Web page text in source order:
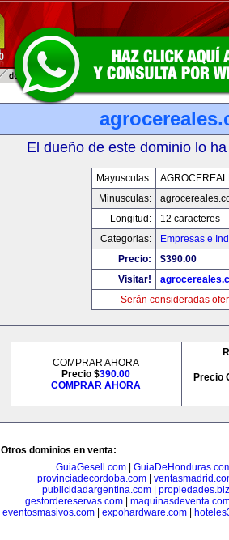
El dueño de este dominio lo
Mayusculas:
Minusculas:
Longitud:
12 caracteres
Categorias:
Empresas e
Precio:
$390.00
Visitar!
Serán consideradas
COMPRAR AHORA
Precio $390.00
COMPRAR AHORA
Precio
Otros dominios en venta:
GuiaGesell.com
provinciadecordoba.com
publicidadargentina.com| propiedades.biz
gestordereservas.com|
eventosmasivos.com
expohardware.com